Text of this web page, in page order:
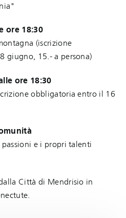
ore 18:30
(iscrizione
giugno, 15.- a persona)
ore 18:30
obbligatoria entro il 16
e i propri talenti
Città di Mendrisio in